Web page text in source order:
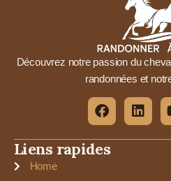
Découvrez notre passion du
randonnées et
Liens rapides
Home